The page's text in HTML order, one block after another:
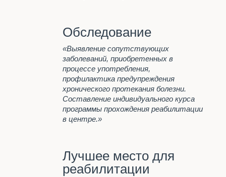
АЛКОГОЛЬНОЙ
ЗАВИСИМОСТИ
Капельница при запое
ДЕТОКСИКАЦИЯ ПРИ
АЛКОГОЛЬНОМ ОТРАВЛЕНИИ
В КУРГАНЕ
ЦЕНТР ПОМОЩИ
АЛКОГОЛИКАМ В КУРГАНЕ
Важно знать
Обследование
«Выявление сопутствующих
заболеваний, приобретенных в
процессе употребления,
профилактика предупреждения
хронического протекания болезни.
Составление индивидуального курса
программы прохождения реабилитации
в центре.»
Лучшее место для
реабилитации